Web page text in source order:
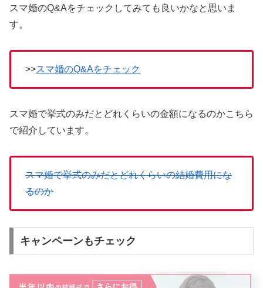
スマ婚のQ&Aをチェックしてみても良いかなと思いま
す。
>>スマ婚のQ&Aをチェック
スマ婚で挙式のみだとどれくらいの金額になるのかこちら
で紹介しています。
スマ婚で挙式のみだとどれくらいの結婚費用にな
るのか
キャンペーンもチェック